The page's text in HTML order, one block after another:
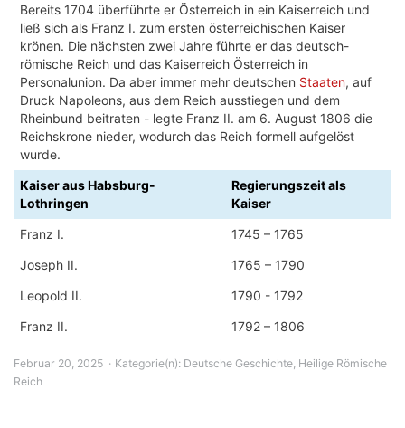
Bereits 1704 überführte er Österreich in ein Kaiserreich und
ließ sich als Franz I. zum ersten österreichischen Kaiser
krönen. Die nächsten zwei Jahre führte er das deutsch-
römische Reich und das Kaiserreich Österreich in
Personalunion. Da aber immer mehr deutschen Staaten, auf
Druck Napoleons, aus dem Reich ausstiegen und dem
Rheinbund beitraten - legte Franz II. am 6. August 1806 die
Reichskrone nieder, wodurch das Reich formell aufgelöst
wurde.
Kaiser aus Habsburg-
Lothringen
Regierungszeit als
Kaiser
Franz I.
1745 – 1765
Joseph II.
1765 – 1790
Leopold II.
1790 - 1792
Franz II.
1792 – 1806
Februar 20, 2025 Kategorie(n): Deutsche Geschichte, Heilige Römische
Reich